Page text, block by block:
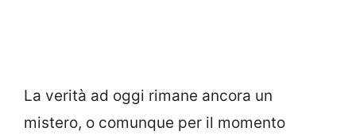
La verità ad oggi rimane ancora un
mistero, o comunque per il momento